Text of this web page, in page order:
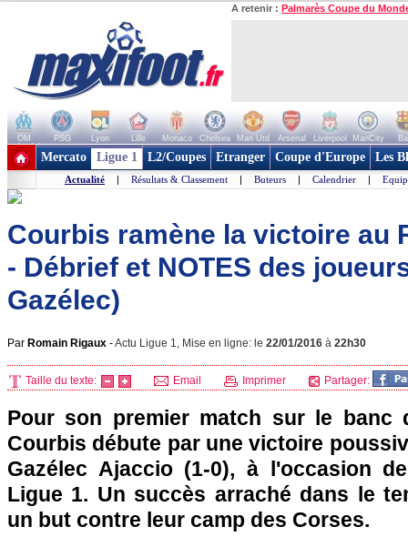
A retenir : Palmarès Coupe du
OM PSG Lyon Lille Monaco Chelsea Man Utd Arsenal Liverpool ManCity
+ de clubs
Mercato Ligue 1 L2/Coupes Etranger Coupe d'Europe Les
Actualité | Résultats & Classement | Buteurs | Calendrier |
Courbis ramène la victoire au
- Débrief et NOTES des
Gazélec)
Par Romain Rigaux -Actu Ligue 1, Mise en ligne: le 22/01/2016 à 22h30
Taille du texte: Email Imprimer Partager:
Pour son premier match sur le banc
Courbis débute par une victoire
Gazélec Ajaccio (1-0), à l'occasion
Ligue 1. Un succès arraché dans le
un but contre leur camp des Corses.